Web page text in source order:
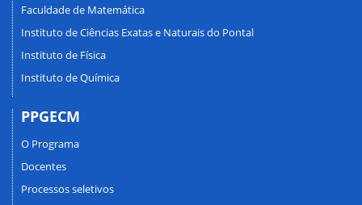
Faculdade de Matemática
Instituto de Ciências Exatas e Naturais do Pontal
Instituto de Física
Instituto de Química
PPGECM
O Programa
Docentes
Processos seletivos